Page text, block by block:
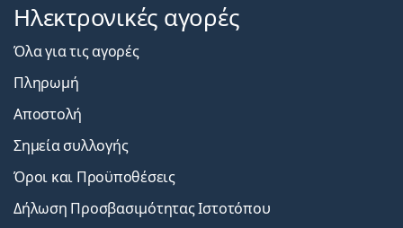
Ηλεκτρονικές αγορές
Όλα για τις αγορές
Πληρωμή
Αποστολή
Σημεία συλλογής
Όροι και Προϋποθέσεις
Δήλωση Προσβασιμότητας Ιστοτόπου